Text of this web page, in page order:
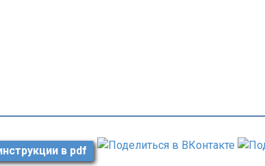
в pdf